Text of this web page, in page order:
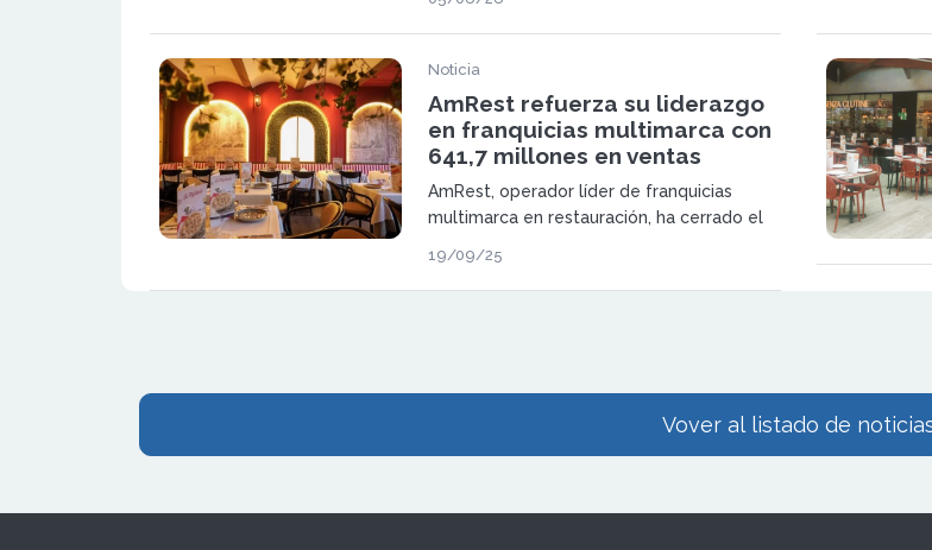
modernización de la compañía en España.
Noticia
AmRest refuerza su liderazgo
en franquicias multimarca con
641,7 millones en ventas
AmRest, operador líder de franquicias
multimarca en restauración, ha cerrado el
641,7 millones de euros y un beneficio neto
de 7,8 millones.
19/09/25
Vover al listado de